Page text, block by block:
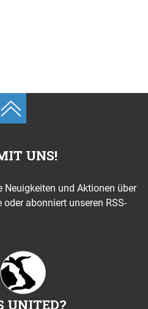
UNS!
Neuigkeiten und Aktionen über
abonniert unseren RSS-
UNITED?